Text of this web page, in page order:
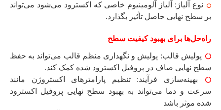
نوع آلیاژ: آلیاژ آلومینیوم خاصی که اکسترود می‌شود می‌تواند
بر سطح نهایی حاصل تأثیر بگذارد.
راه‌حل‌ها برای بهبود کیفیت سطح
پولیش قالب: پولیش و نگهداری منظم قالب می‌تواند به حفظ
سطح نهایی صاف در پروفیل اکسترود شده کمک کند.
بهینه‌سازی فرآیند: تنظیم پارامترهای اکستروژن مانند
سرعت و دما می‌تواند به بهبود سطح نهایی پروفیل اکسترود
شده موثر باشد